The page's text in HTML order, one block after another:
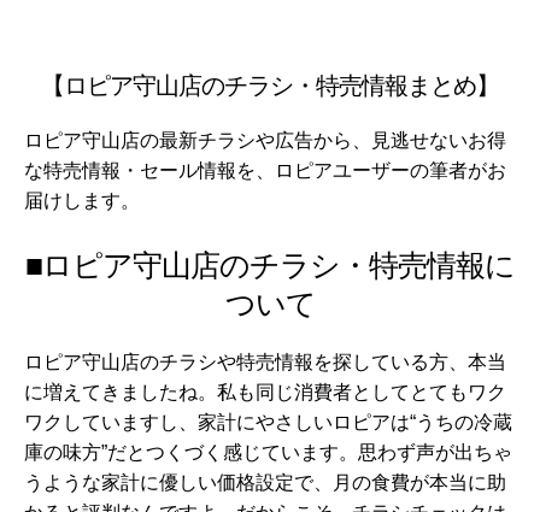
【ロピア守山店のチラシ・特売情報まとめ】
ロピア守山店の最新チラシや広告から、見逃せないお得
な特売情報・セール情報を、ロピアユーザーの筆者がお
届けします。
■ロピア守山店のチラシ・特売情報に
ついて
ロピア守山店のチラシや特売情報を探している方、本当
に増えてきましたね。私も同じ消費者としてとてもワク
ワクしていますし、家計にやさしいロピアは“うちの冷蔵
庫の味方”だとつくづく感じています。思わず声が出ちゃ
うような家計に優しい価格設定で、月の食費が本当に助